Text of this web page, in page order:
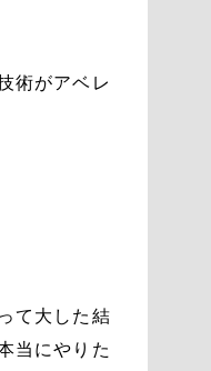
術がアベレ
て大した結
当にやりた